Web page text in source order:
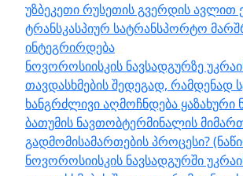
უზბეკეთი რუსეთის გვერდის ავლით
ტრანსკასპიურ სატრანსპორტო
ინტეგრირდება
ნოვოროსიისკის ნავსადგურზე
თავდასხმების შედეგად, რამდენად
ხანგრძლივი აღმოჩნდება
ბათუმის ნავთობტერმინალის
გადმომისამართების პროცესი?
ნოვოროსიისკის ნავსადგურში